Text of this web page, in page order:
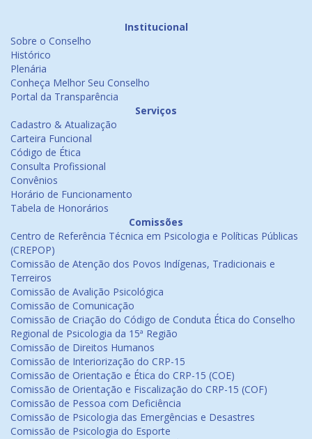
Institucional
Sobre o Conselho
Histórico
Plenária
Conheça Melhor Seu Conselho
Portal da Transparência
Serviços
Cadastro & Atualização
Carteira Funcional
Código de Ética
Consulta Profissional
Convênios
Horário de Funcionamento
Tabela de Honorários
Comissões
Centro de Referência Técnica em Psicologia e Políticas Públicas
(CREPOP)
Comissão de Atenção dos Povos Indígenas, Tradicionais e
Terreiros
Comissão de Avalição Psicológica
Comissão de Comunicação
Comissão de Criação do Código de Conduta Ética do Conselho
Regional de Psicologia da 15ª Região
Comissão de Direitos Humanos
Comissão de Interiorização do CRP-15
Comissão de Orientação e Ética do CRP-15 (COE)
Comissão de Orientação e Fiscalização do CRP-15 (COF)
Comissão de Pessoa com Deficiência
Comissão de Psicologia das Emergências e Desastres
Comissão de Psicologia do Esporte